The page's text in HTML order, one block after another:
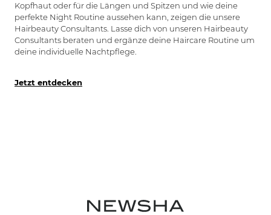
Kopfhaut oder für die Längen und Spitzen und wie deine
perfekte Night Routine aussehen kann, zeigen die unsere
Hairbeauty Consultants. Lasse dich von unseren Hairbeauty
Consultants beraten und ergänze deine Haircare Routine um
deine individuelle Nachtpflege.
Jetzt entdecken